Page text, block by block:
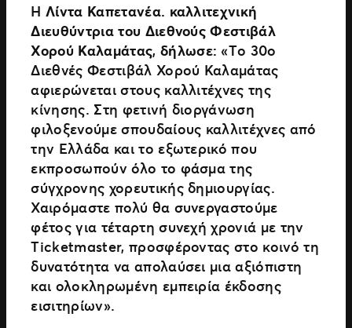
ΗΛίντα Καπετανέα. καλλιτεχνική
Διευθύντρια του Διεθνούς Φεστιβάλ
Χορού Καλαμάτας, δήλωσε:«Tο 30ο
Διεθνές Φεστιβάλ Χορού Καλαμάτας
αφιερώνεται στους καλλιτέχνες της
κίνησης. Στη φετινή διοργάνωση
φιλοξενούμε σπουδαίους καλλιτέχνες από
την Ελλάδα και το εξωτερικό που
εκπροσωπούν όλο το φάσμα της
σύγχρονης χορευτικής δημιουργίας.
Χαιρόμαστε πολύ θα συνεργαστούμε
φέτος για τέταρτη συνεχή χρονιά με την
Ticketmaster, προσφέροντας στο κοινό τη
δυνατότητα να απολαύσει μια αξιόπιστη
και ολοκληρωμένη εμπειρία έκδοσης
εισιτηρίων».